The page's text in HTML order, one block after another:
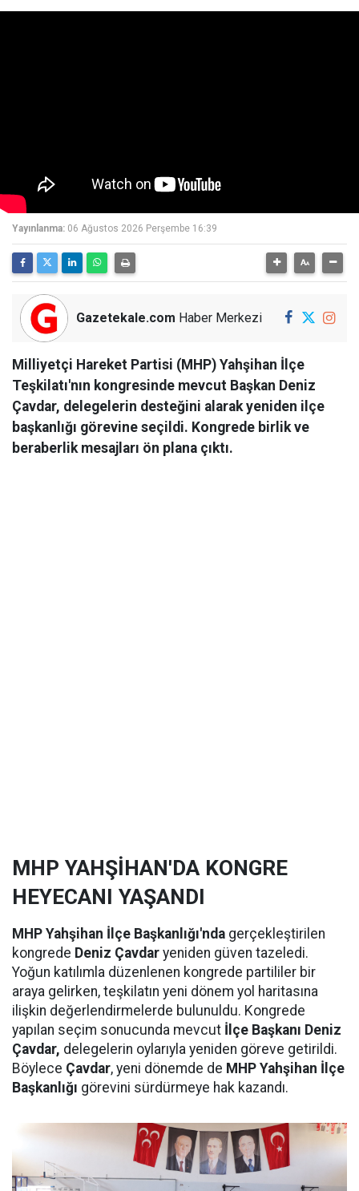
Yayınlanma: 06 Ağustos 2026 Perşembe 16:39
Gazetekale.com Haber Merkezi
Milliyetçi Hareket Partisi (MHP) Yahşihan İlçe
Teşkilatı'nın kongresinde mevcut Başkan Deniz
Çavdar, delegelerin desteğini alarak yeniden ilçe
başkanlığı görevine seçildi. Kongrede birlik ve
beraberlik mesajları ön plana çıktı.
MHP YAHŞİHAN'DA KONGRE
HEYECANI YAŞANDI
MHP Yahşihan İlçe Başkanlığı'nda gerçekleştirilen
kongrede Deniz Çavdar yeniden güven tazeledi.
Yoğun katılımla düzenlenen kongrede partililer bir
araya gelirken, teşkilatın yeni dönem yol haritasına
ilişkin değerlendirmelerde bulunuldu. Kongrede
yapılan seçim sonucunda mevcut İlçe Başkanı Deniz
Çavdar, delegelerin oylarıyla yeniden göreve getirildi.
Böylece Çavdar, yeni dönemde de MHP Yahşihan İlçe
Başkanlığı görevini sürdürmeye hak kazandı.